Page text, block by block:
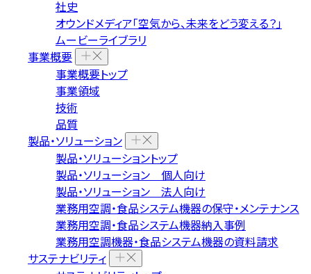
社史
オウンドメディア「空気から、未来をどう変える？」
ムービーライブラリ
事業概要
事業概要トップ
事業領域
技術
品質
製品・ソリューション
製品・ソリューショントップ
製品・ソリューション 個人向け
製品・ソリューション 法人向け
業務用空調・食品システム機器の保守・メンテナンス
業務用空調・食品システム機器納入事例
業務用空調機器・食品システム機器の資料請求
サステナビリティ